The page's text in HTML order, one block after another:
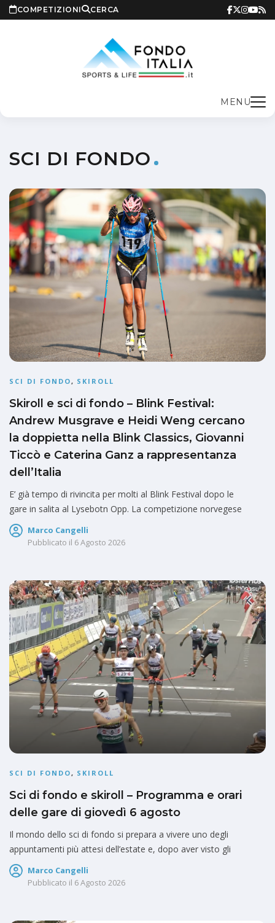
COMPETIZIONI CERCA
MENU
SCI DI FONDO
SCI DI FONDO, SKIROLL
Skiroll e sci di fondo – Blink Festival:
Andrew Musgrave e Heidi Weng cercano
la doppietta nella Blink Classics, Giovanni
Ticcò e Caterina Ganz a rappresentanza
dell’Italia
E’ già tempo di rivincita per molti al Blink Festival dopo le
gare in salita al Lysebotn Opp. La competizione norvegese
Marco Cangelli
Pubblicato il 6 Agosto 2026
SCI DI FONDO, SKIROLL
Sci di fondo e skiroll – Programma e orari
delle gare di giovedì 6 agosto
Il mondo dello sci di fondo si prepara a vivere uno degli
appuntamenti più attesi dell’estate e, dopo aver visto gli
Marco Cangelli
Pubblicato il 6 Agosto 2026